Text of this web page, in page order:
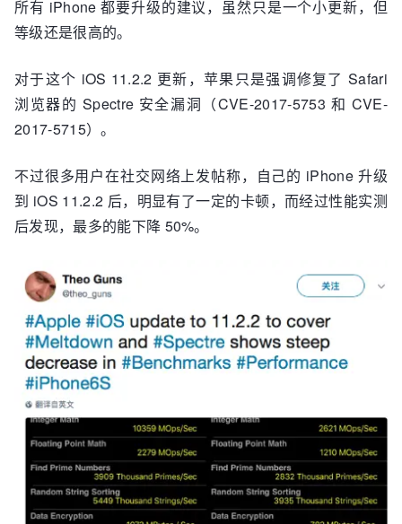
所有 iPhone 都要升级的建议，虽然只是一个小更新，但
等级还是很高的。
对于这个 iOS 11.2.2 更新，苹果只是强调修复了 Safari
浏览器的 Spectre 安全漏洞（CVE-2017-5753 和 CVE-
2017-5715）。
不过很多用户在社交网络上发帖称，自己的 iPhone 升级
到 iOS 11.2.2 后，明显有了一定的卡顿，而经过性能实测
后发现，最多的能下降 50%。